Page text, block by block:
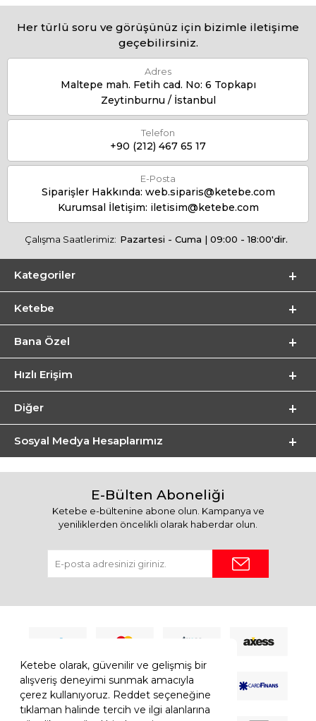
Ketebe olarak, güvenilir ve gelişmiş bir
alışveriş deneyimi sunmak amacıyla
çerez kullanıyoruz. Reddet seçeneğine
tıklaman halinde tercih ve ilgi alanlarına
Her türlü soru ve görüşünüz için bizimle iletişime
geçebilirsiniz.
Adres
Maltepe mah. Fetih cad. No: 6 Topkapı
Zeytinburnu / İstanbul
Telefon
+90 (212) 467 65 17
E-Posta
Siparişler Hakkında: web.siparis@ketebe.com
Kurumsal İletişim: iletisim@ketebe.com
Çalışma Saatlerimiz: Pazartesi - Cuma | 09:00 - 18:00'dir.
Kategoriler
Ketebe
Bana Özel
Hızlı Erişim
Diğer
Sosyal Medya Hesaplarımız
E-Bülten Aboneliği
Ketebe e-bültenine abone olun. Kampanya ve
yeniliklerden öncelikli olarak haberdar olun.